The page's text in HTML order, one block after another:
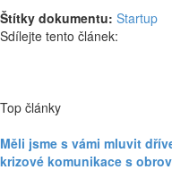
Štítky dokumentu: Startup
Sdílejte tento článek:
Top články
Měli jsme s vámi mluvit
krizové komunikace s